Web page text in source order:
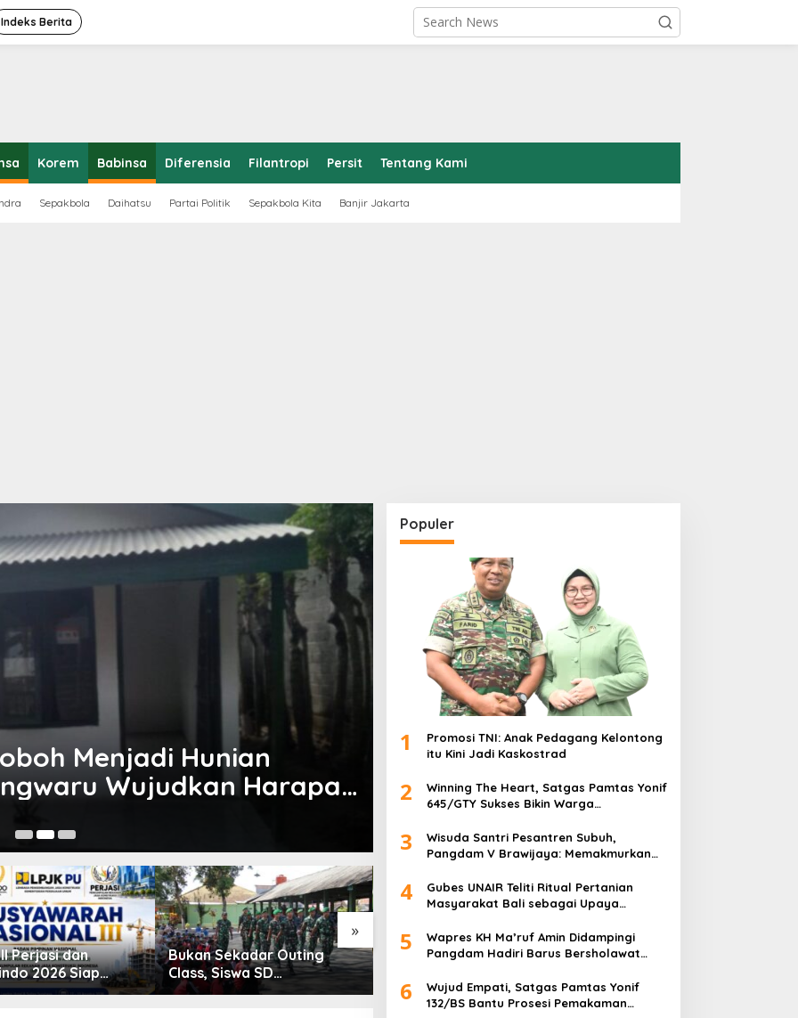
Indeks Berita
Korem Babinsa Diferensia Filantropi Persit Tentang Kami
Sepakbola Daihatsu Partai Politik Sepakbola Kita Banjir Jakarta
Menjadi Hunian
Wujudkan Harapan
Babinsa
Peltu Yuli Pastikan Warga
Humanisme TNI Hadir di
»
Perjasi dan
2026 Siap
Peserta Dari 15
Bukan Sekadar Outing
Class, Siswa SD
Digembleng Disiplin ala TNI
Kapolres Sanggau
Yonarmed 19/Bogani,
Perkuat Soliditas TNI-Polri
Atlet Kodam XVIII/Kasuari
Silat Piala Gubernur Papua
Barat Daya
Populer
1
Promosi TNI: Anak Pedagang Kelontong
itu Kini Jadi Kaskostrad
2
Winning The Heart, Satgas Pamtas Yonif
645/GTY Sukses Bikin Warga
3
Wisuda Santri Pesantren Subuh,
Pangdam V Brawijaya: Memakmurkan
4
Gubes UNAIR Teliti Ritual Pertanian
Masyarakat Bali sebagai Upaya
5
Wapres KH Ma’ruf Amin Didampingi
Pangdam Hadiri Barus Bersholawat
6
Wujud Empati, Satgas Pamtas Yonif
132/BS Bantu Prosesi Pemakaman